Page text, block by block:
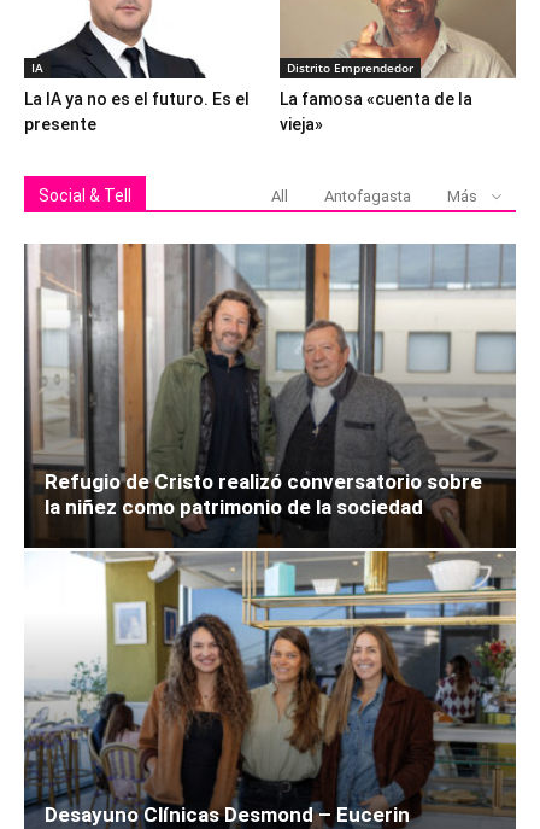
IA
La IA ya no es el futuro. Es el
presente
Distrito Emprendedor
La famosa «cuenta de la
vieja»
Social & Tell All Antofagasta Más
Refugio de Cristo realizó conversatorio sobre
la niñez como patrimonio de la sociedad
Desayuno Clínicas Desmond – Eucerin